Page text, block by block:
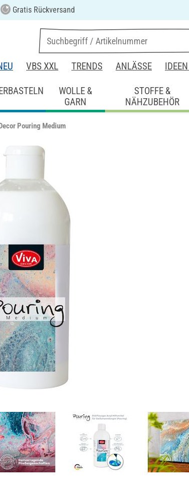
Gratis Rückversand
VBS XXL TRENDS ANLÄSSE
WOLLE &
GARN
STOFFE &
NÄHZUBEHÖR
Pouring Medium